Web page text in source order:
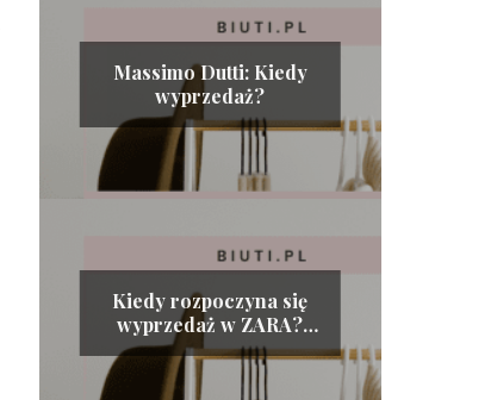
Massimo Dutti: Kiedy
wyprzedaż?
Kiedy rozpoczyna się
wyprzedaż w ZARA?
Tajemnice rabatów w
hiszpańskiej sieciówce!